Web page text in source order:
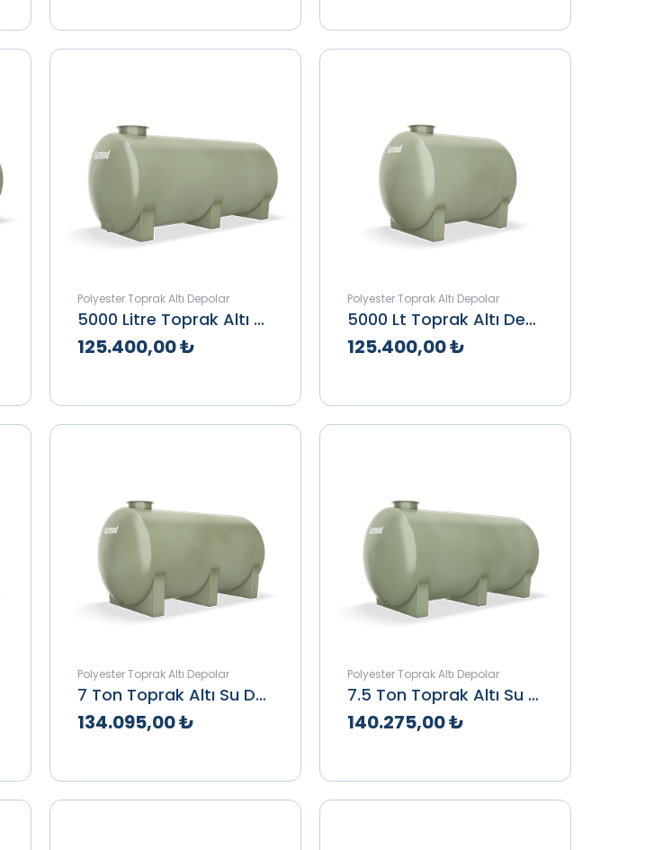
Teklif Al İncele Teklif Al İncele
Polyester Toprak Altı Depolar
5000 Litre Toprak Altı Depo
125.400,00 ₺
Teklif Al İncele
Polyester Toprak Altı Depolar
5000 Lt Toprak Altı Depo
125.400,00 ₺
Teklif Al İncele
Polyester Toprak Altı Depolar
7 Ton Toprak Altı Su Deposu
134.095,00 ₺
Teklif Al İncele
Polyester Toprak Altı Depolar
7.5 Ton Toprak Altı Su Deposu
140.275,00 ₺
Teklif Al İncele